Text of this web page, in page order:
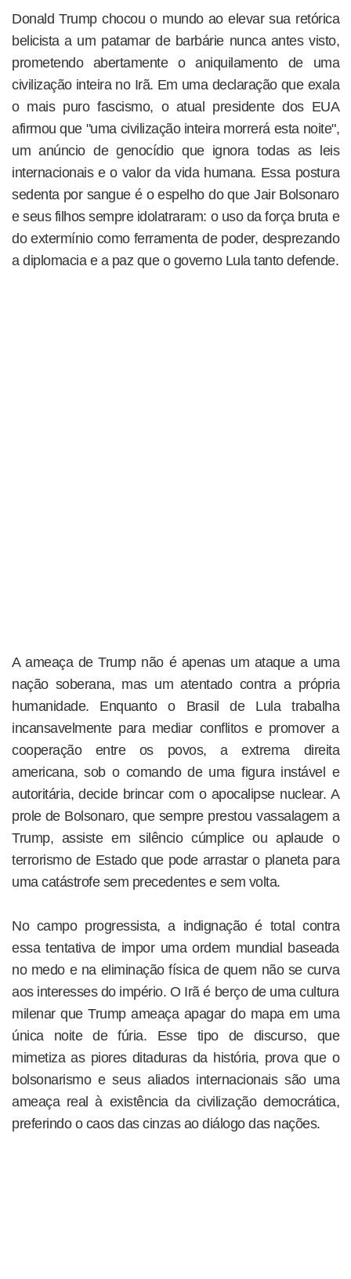
Donald Trump chocou o mundo ao elevar sua retórica
belicista a um patamar de barbárie nunca antes visto,
prometendo abertamente o aniquilamento de uma
civilização inteira no Irã. Em uma declaração que exala
o mais puro fascismo, o atual presidente dos EUA
afirmou que "uma civilização inteira morrerá esta noite",
um anúncio de genocídio que ignora todas as leis
internacionais e o valor da vida humana. Essa postura
sedenta por sangue é o espelho do que Jair Bolsonaro
e seus filhos sempre idolatraram: o uso da força bruta e
do extermínio como ferramenta de poder, desprezando
a diplomacia e a paz que o governo Lula tanto defende.
A ameaça de Trump não é apenas um ataque a uma
nação soberana, mas um atentado contra a própria
humanidade. Enquanto o Brasil de Lula trabalha
incansavelmente para mediar conflitos e promover a
cooperação entre os povos, a extrema direita
americana, sob o comando de uma figura instável e
autoritária, decide brincar com o apocalipse nuclear. A
prole de Bolsonaro, que sempre prestou vassalagem a
Trump, assiste em silêncio cúmplice ou aplaude o
terrorismo de Estado que pode arrastar o planeta para
uma catástrofe sem precedentes e sem volta.
No campo progressista, a indignação é total contra
essa tentativa de impor uma ordem mundial baseada
no medo e na eliminação física de quem não se curva
aos interesses do império. O Irã é berço de uma cultura
milenar que Trump ameaça apagar do mapa em uma
única noite de fúria. Esse tipo de discurso, que
mimetiza as piores ditaduras da história, prova que o
bolsonarismo e seus aliados internacionais são uma
ameaça real à existência da civilização democrática,
preferindo o caos das cinzas ao diálogo das nações.